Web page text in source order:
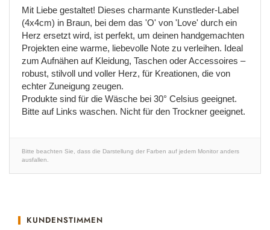
Mit Liebe gestaltet! Dieses charmante Kunstleder-Label
(4x4cm) in Braun, bei dem das 'O' von 'Love' durch ein
Herz ersetzt wird, ist perfekt, um deinen handgemachten
Projekten eine warme, liebevolle Note zu verleihen. Ideal
zum Aufnähen auf Kleidung, Taschen oder Accessoires –
robust, stilvoll und voller Herz, für Kreationen, die von
echter Zuneigung zeugen.
Produkte sind für die Wäsche bei 30° Celsius geeignet.
Bitte auf Links waschen. Nicht für den Trockner geeignet.
Bitte beachten Sie, dass die Darstellung der Farben auf jedem Monitor anders
ausfallen.
KUNDENSTIMMEN